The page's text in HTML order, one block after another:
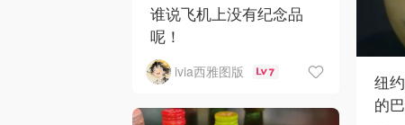
谁说飞机上没有纪念品
呢！
ivia西雅图版 7
纽
的